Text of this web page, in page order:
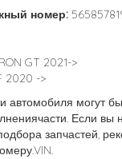
номер:
GT 2021->
2020 ->
автомобиля могут
Если вы
запчастей,